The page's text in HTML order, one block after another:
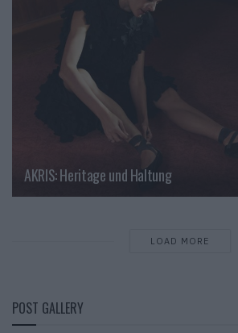
AKRIS: Heritage und Haltung
LOAD MORE
POST GALLERY